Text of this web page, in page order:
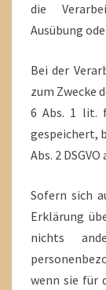
die
Ausübung
Bei der
zum Zwecke
6 Abs. 1 lit. f
gespeichert,
Abs. 2 DSGVO
Sofern sich
Erklärung
nichts
wenn sie für